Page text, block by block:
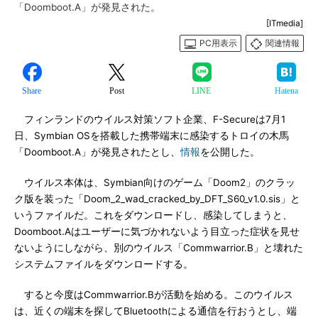
「Doomboot.A」が発見された。
[ITmedia]
PC用表示
関連情報
Share Post LINE Hatena
フィンランドのウイルス対策ソフト企業、F-Secureは7月1
日、Symbian OSを搭載した携帯端末に感染するトロイの木馬
「Doomboot.A」が発見されたとし、情報を公開した。
ウイルス本体は、Symbian向けのゲーム「Doom2」のクラッ
ク版を装った「Doom_2_wad_cracked_by_DFT_S60_v1.0.sis」と
いうファイルだ。これをダウンロードし、感染してしまうと、
Doomboot.Aはユーザーに気づかれないよう目立った症状を見せ
ないようにしながら、別のウイルス「Commwarrior.B」と壊れた
システムファイルをダウンロードする。
すると今度はCommwarrior.Bが活動を始める。このウイルス
は、近くの端末を探してBluetoothによる通信を行おうとし、端